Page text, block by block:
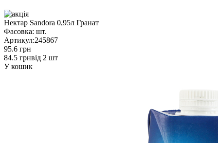
Нектар Sandora 0,95л Гранат
Фасовка: шт.
Артикул:245867
95.6 грн
84.5 грнвід 2 шт
У кошик